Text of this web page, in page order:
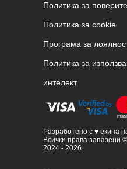
Политика за
Политика за cookie
Програма за
Политика за
интелект
Разработено с ♥ екипа
Всички права запазени ©
2024 - 2026